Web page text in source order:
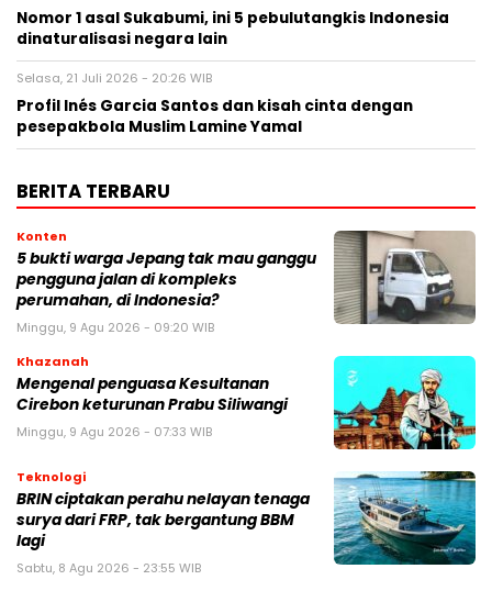
Nomor 1 asal Sukabumi, ini 5 pebulutangkis Indonesia
dinaturalisasi negara lain
Selasa, 21 Juli 2026 - 20:26 WIB
Profil Inés Garcia Santos dan kisah cinta dengan
pesepakbola Muslim Lamine Yamal
BERITA TERBARU
Konten
5 bukti warga Jepang tak mau ganggu
pengguna jalan di kompleks
perumahan, di Indonesia?
Minggu, 9 Agu 2026 - 09:20 WIB
Khazanah
Mengenal penguasa Kesultanan
Cirebon keturunan Prabu Siliwangi
Minggu, 9 Agu 2026 - 07:33 WIB
Teknologi
BRIN ciptakan perahu nelayan tenaga
surya dari FRP, tak bergantung BBM
lagi
Sabtu, 8 Agu 2026 - 23:55 WIB